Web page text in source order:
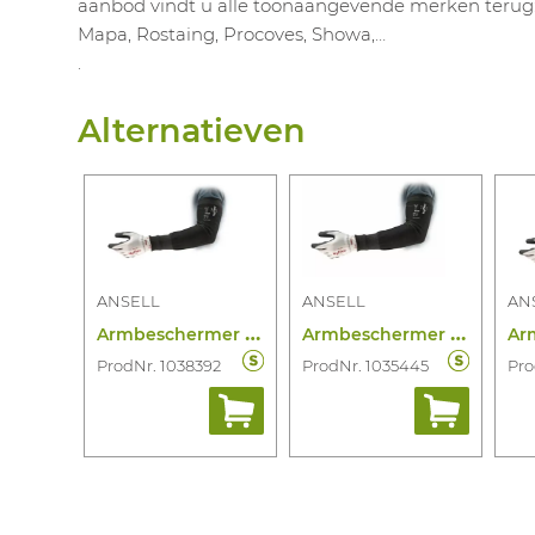
aanbod vindt u alle toonaangevende merken terug:
Mapa, Rostaing, Procoves, Showa,…
.
Alternatieven
ANSELL
A
rmbeschermer Hyflex 11-250 16’’ Wide
ProdNr. 1038392
ANSELL
A
rmbeschermer Hyflex 11-250 -12" Narrow
ProdNr. 1035445